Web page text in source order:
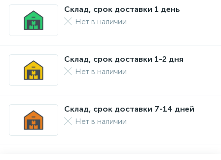
Склад, срок доставки 1 день
Нет в наличии
Склад, срок доставки 1-2 дня
Нет в наличии
Склад, срок доставки 7-14 дней
Нет в наличии